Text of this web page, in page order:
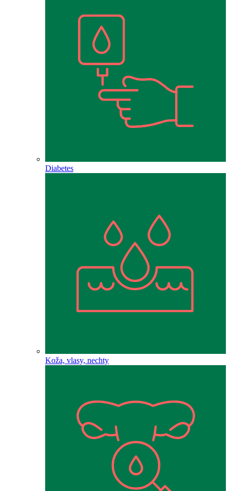
Diabetes
Koža, vlasy, nechty